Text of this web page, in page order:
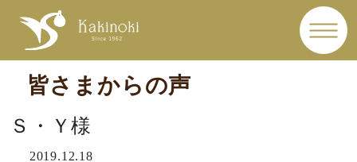
皆さまからの声
Ｓ・Ｙ様
2019.12.18